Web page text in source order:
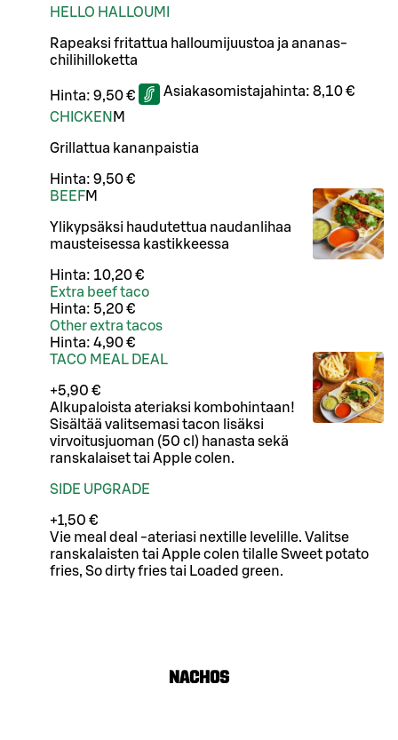
HELLO HALLOUMI
Rapeaksi fritattua halloumijuustoa ja ananas-
chilihilloketta
Hinta: 9,50 € Asiakasomistajahinta: 8,10 €
CHICKEN M
Grillattua kananpaistia
Hinta: 9,50 €
BEEFM
Ylikypsäksi haudutettua naudanlihaa
mausteisessa kastikkeessa
Hinta: 10,20 €
Extra beef taco
Hinta: 5,20 €
Other extra tacos
Hinta: 4,90 €
TACO MEAL DEAL
+5,90 €
Alkupaloista ateriaksi kombohintaan!
Sisältää valitsemasi tacon lisäksi
virvoitusjuoman (50 cl) hanasta sekä
ranskalaiset tai Apple colen.
SIDE UPGRADE
+1,50 €
Vie meal deal -ateriasi nextille levelille. Valitse
ranskalaisten tai Apple colen tilalle Sweet potato
fries, So dirty fries tai Loaded green.
NACHOS